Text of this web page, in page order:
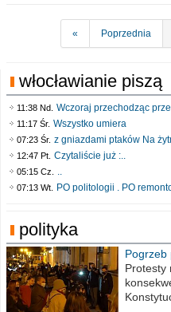
« Poprzednia
włocławianie piszą
11:38 Nd. Wczoraj przechodząc
11:17 Śr. Wszystko umiera
07:23 Śr. z gniazdami ptaków Na
12:47 Pt. Czytaliście już :..
05:15 Cz. ..
07:13 Wt. PO politologii . PO
polityka
Pogrzeb
Protesty